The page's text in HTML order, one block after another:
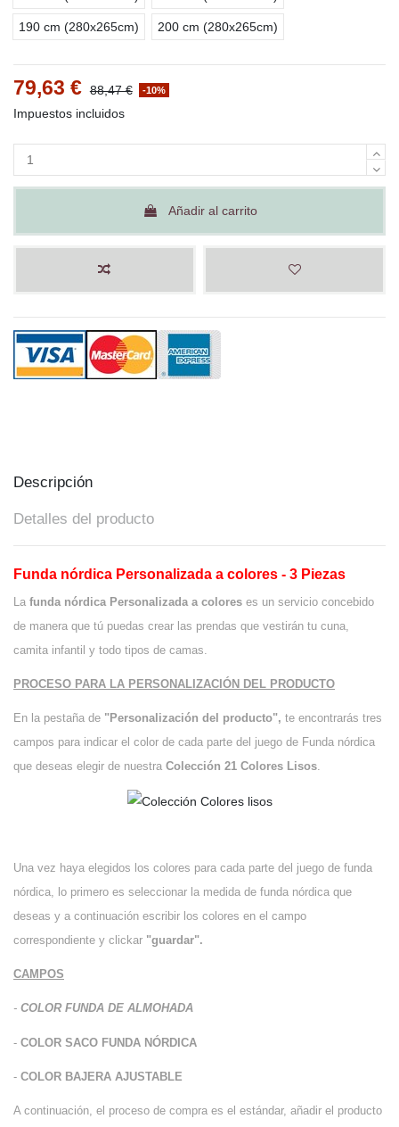
190 cm (280x265cm) 200 cm (280x265cm)
79,63 € 88,47 € -10%
Impuestos incluidos
Añadir al carrito
Descripción
Detalles del producto
Funda nórdica Personalizada a colores - 3 Piezas
La funda nórdica Personalizada a colores es un servicio concebido
de manera que tú puedas crear las prendas que vestirán tu cuna,
camita infantil y todo tipos de camas.
PROCESO PARA LA PERSONALIZACIÓN DEL PRODUCTO
En la pestaña de "Personalización del producto", te encontrarás tres
campos para indicar el color de cada parte del juego de Funda nórdica
que deseas elegir de nuestra Colección 21 Colores Lisos.
Una vez haya elegidos los colores para cada parte del juego de funda
nórdica, lo primero es seleccionar la medida de funda nórdica que
deseas y a continuación escribir los colores en el campo
correspondiente y clickar "guardar".
CAMPOS
- COLOR FUNDA DE ALMOHADA
- COLOR SACO FUNDA NÓRDICA
- COLOR BAJERA AJUSTABLE
A continuación, el proceso de compra es el estándar, añadir el producto